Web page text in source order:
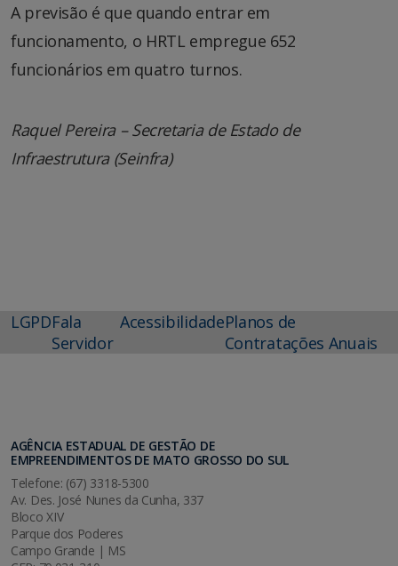
A previsão é que quando entrar em
funcionamento, o HRTL empregue 652
funcionários em quatro turnos.
Raquel Pereira – Secretaria de Estado de
Infraestrutura (Seinfra)
LGPDFala
Servidor
AcessibilidadePlanos de
Contratações Anuais
AGÊNCIA ESTADUAL DE GESTÃO DE
EMPREENDIMENTOS DE MATO GROSSO DO SUL
Telefone: (67) 3318-5300
Av. Des. José Nunes da Cunha, 337
Bloco XIV
Parque dos Poderes
Campo Grande | MS